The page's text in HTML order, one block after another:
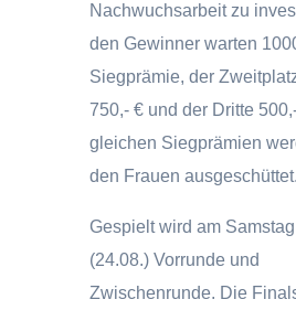
Nachwuchsarbeit zu
den Gewinner warten
Siegprämie, der
750,- € und der Dritte
gleichen Siegprämien
den Frauen ausgeschüttet.
Gespielt wird am
(24.08.) Vorrunde und
Zwischenrunde. Die